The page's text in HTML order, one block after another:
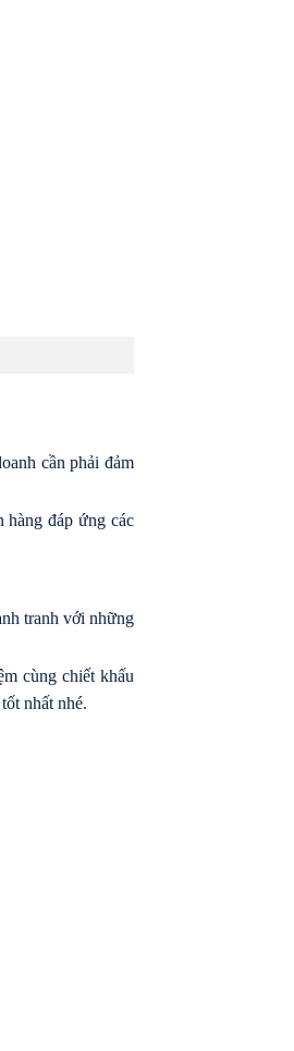
cần phải đảm
hàng đáp ứng các
tranh với những
cùng chiết khấu
nhất nhé.